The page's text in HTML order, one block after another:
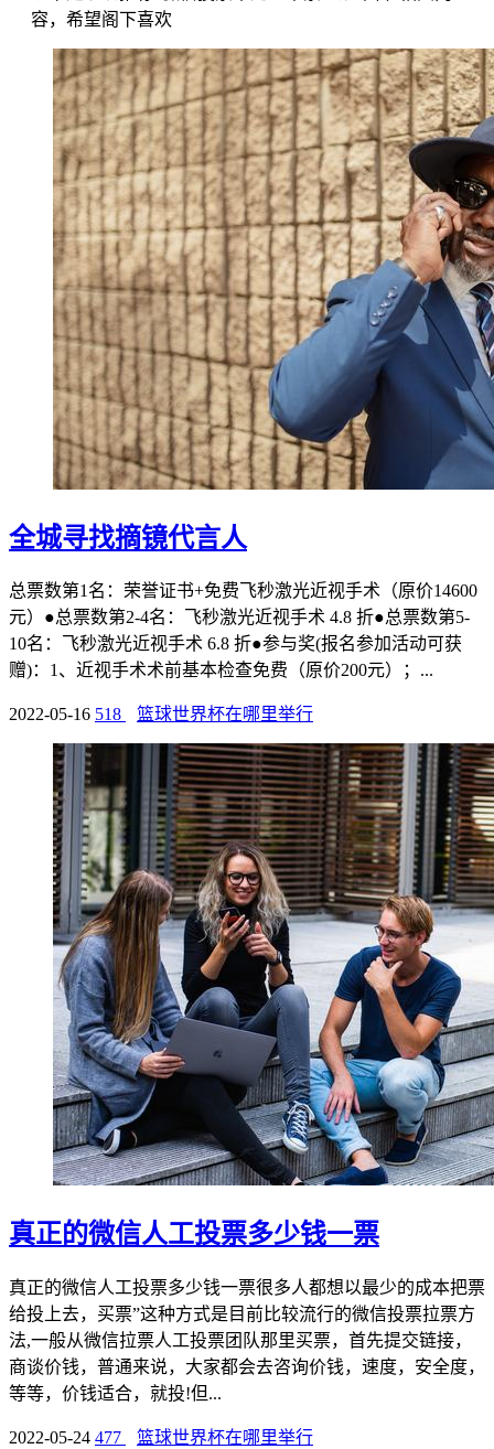
容，希望阁下喜欢
全城寻找摘镜代言人
总票数第1名：荣誉证书+免费飞秒激光近视手术（原价14600
元）●总票数第2-4名：飞秒激光近视手术 4.8 折●总票数第5-
10名：飞秒激光近视手术 6.8 折●参与奖(报名参加活动可获
赠)：1、近视手术术前基本检查免费（原价200元）；...
2022-05-16 518 篮球世界杯在哪里举行
真正的微信人工投票多少钱一票
真正的微信人工投票多少钱一票很多人都想以最少的成本把票
给投上去，买票”这种方式是目前比较流行的微信投票拉票方
法,一般从微信拉票人工投票团队那里买票，首先提交链接，
商谈价钱，普通来说，大家都会去咨询价钱，速度，安全度，
等等，价钱适合，就投!但...
2022-05-24 477 篮球世界杯在哪里举行